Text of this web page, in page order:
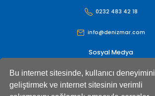
Bu internet sitesinde, kullanıcı deneyimini
geliştirmek ve internet sitesinin verimli
0232 483 42 18
info@denizmar.com
Sosyal Medya